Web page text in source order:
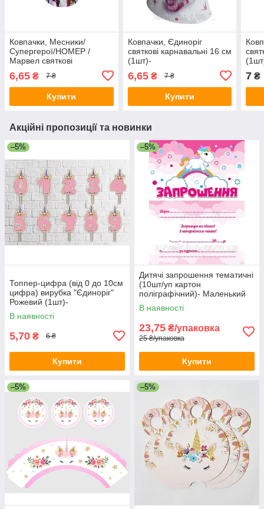
Ковпачки, Месники/
Супергерої/НОМЕР /
Марвел святкові
карнавальні 16 см (1шт)-
6,65 ₴ 7 ₴
Купити
Ковпачки, Єдиноріг
святкові карнавальні 16 см
(1шт)-
6,65₴ 7 ₴
Купити
7 ₴
Акційні пропозиції та новинки
–5%
Топпер-цифра (від 0 до 10см
цифра) вирубка "Єдиноріг"
Рожевий (1шт)-
В наявності
5,70 ₴ 6 ₴
Купити
–5%
Дитячі запрошення тематичні
(10шт/уп картон
поліграфічний)- Маленький
єдиноріг, Український
В наявності
23,75 ₴/упаковка
25 ₴/упаковка
Купити
–5% –5%